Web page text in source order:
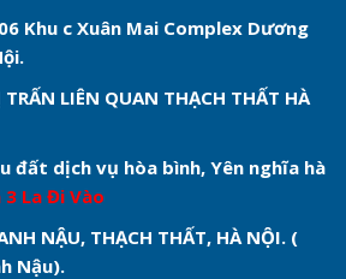
Khu c Xuân Mai Complex Dương
LIÊN QUAN THẠCH THẤT HÀ
đất dịch vụ hòa bình, Yên nghĩa hà
3 La Đi Vào
NẬU, THẠCH THẤT, HÀ NỘI. (
Nậu).